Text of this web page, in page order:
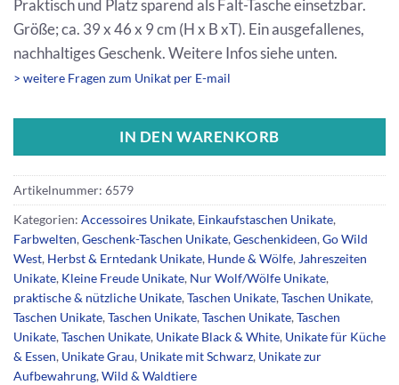
Praktisch und Platz sparend als Falt-Tasche einsetzbar.
Größe; ca. 39 x 46 x 9 cm (H x B xT). Ein ausgefallenes,
nachhaltiges Geschenk. Weitere Infos siehe unten.
> weitere Fragen zum Unikat per E-mail
IN DEN WARENKORB
Artikelnummer: 6579
Kategorien: Accessoires Unikate, Einkaufstaschen Unikate,
Farbwelten,Geschenk-Taschen Unikate,Geschenkideen,Go Wild
West, Herbst & Erntedank Unikate, Hunde & Wölfe,Jahreszeiten
Unikate, Kleine Freude Unikate, Nur Wolf/Wölfe Unikate,
praktische & nützliche Unikate,Taschen Unikate,Taschen Unikate,
Taschen Unikate,Taschen Unikate,Taschen Unikate,Taschen
Unikate,Taschen Unikate, Unikate Black & White, Unikate für Küche
& Essen, Unikate Grau, Unikate mit Schwarz, Unikate zur
Aufbewahrung,Wild & Waldtiere